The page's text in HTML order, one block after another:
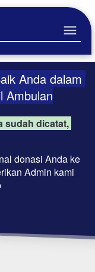
Anda dalam
Ambulan
sudah dicatat,
donasi Anda ke
Admin kami